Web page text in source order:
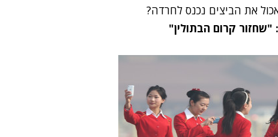
את הביצים נכנס לחרדה?